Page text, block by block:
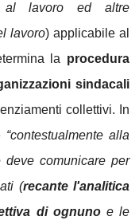
al lavoro ed altre
lavoro) applicabile al
la procedura
sindacali
collettivi. In
“contestualmente alla
comunicare per
(recante l'analitica
di ognunoe le